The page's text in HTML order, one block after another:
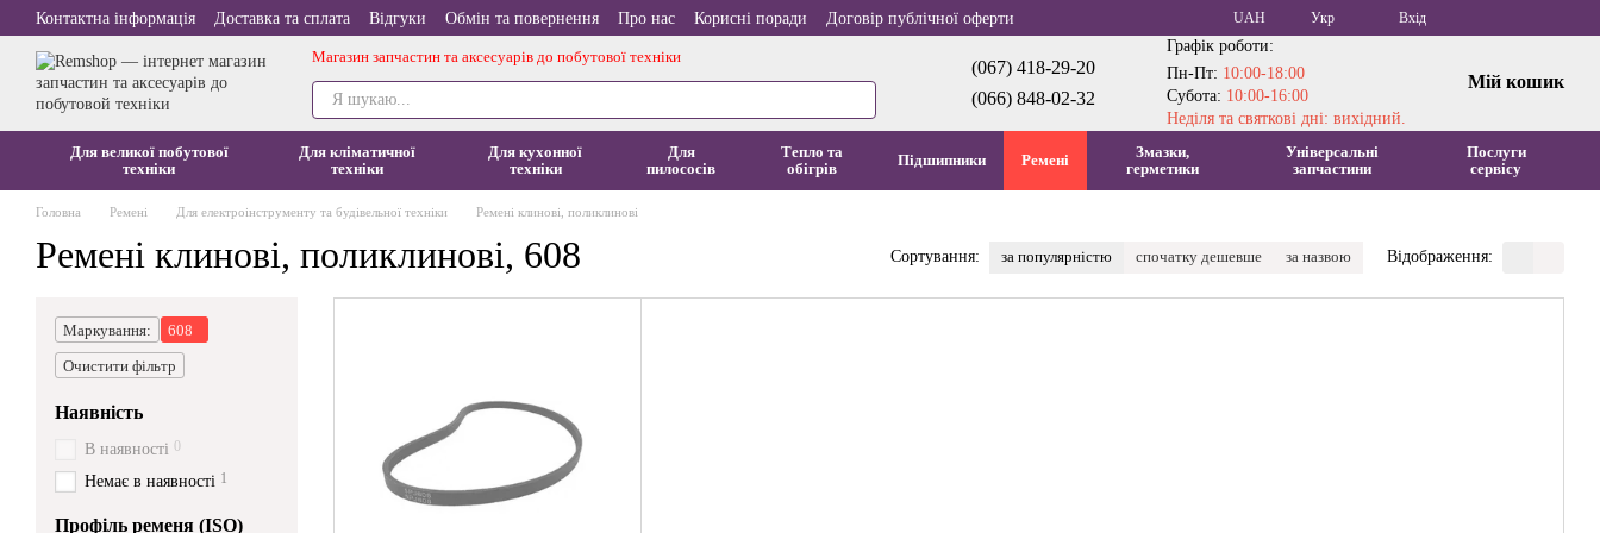
Перейти до основного контенту
Контактна інформація Доставка та сплата Відгуки Обмін та повернення Про нас Корисні поради Договір публічної оферти UAH Укр Вхід
Магазин запчастин та аксесуарів до побутової техніки
(067) 418-29-20
(066) 848-02-32
Графік роботи:
Пн-Пт: 10:00-18:00
Субота: 10:00-16:00
Неділя та святкові дні: вихідний.
Мій кошик
Для великої побутової
техніки
Для кліматичної
техніки
Для кухонної
техніки
Для
пилососів
Тепло та
обігрів
Підшипники Ремені
Змазки,
герметики
Універсальні
запчастини
Послуги
сервісу
Головна Ремені Для електроінструменту та будівельної техніки Ремені клинові, поликлинові
Ремені клинові, поликлинові, 608 Сортування: за популярністю спочатку дешевше за назвою Відображення:
Маркування:
608
Очистити фільтр
Наявність
В наявності 0
Немає в наявності 1
Профіль ременя (ISO)